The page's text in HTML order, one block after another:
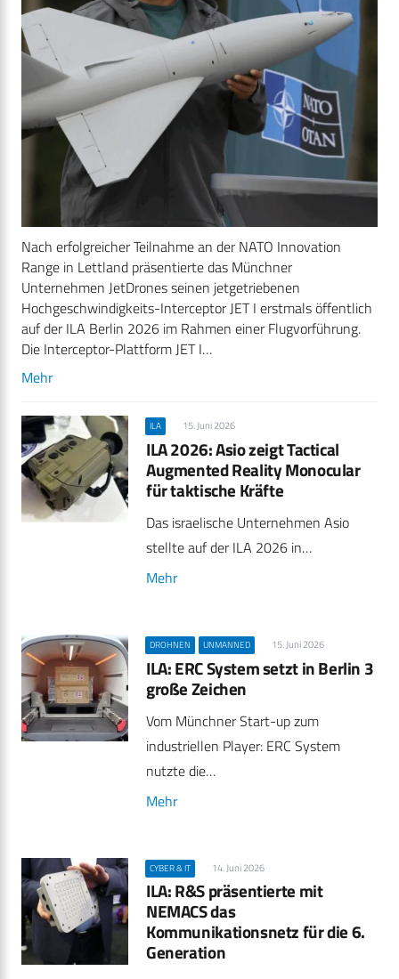
Nach erfolgreicher Teilnahme an der NATO Innovation
Range in Lettland präsentierte das Münchner
Unternehmen JetDrones seinen jetgetriebenen
Hochgeschwindigkeits-Interceptor JET I erstmals öffentlich
auf der ILA Berlin 2026 im Rahmen einer Flugvorführung.
Die Interceptor-Plattform JET I…
Mehr
ILA 15. Juni 2026
ILA 2026: Asio zeigt Tactical
Augmented Reality Monocular
für taktische Kräfte
Das israelische Unternehmen Asio
stellte auf der ILA 2026 in…
Mehr
DROHNEN UNMANNED 15. Juni 2026
ILA: ERC System setzt in Berlin 3
große Zeichen
Vom Münchner Start-up zum
industriellen Player: ERC System
nutzte die…
Mehr
CYBER & IT 14. Juni 2026
ILA: R&S präsentierte mit
NEMACS das
Kommunikationsnetz für die 6.
Generation